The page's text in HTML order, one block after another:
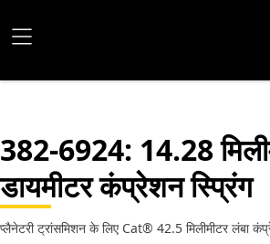
382-6924: 14.28
डायमीटर कंप्रेशन स्प्रिंग
प्लैनेटरी ट्रांसमिशन के लिए Cat® 42.5 मिलीमीटर लंबा